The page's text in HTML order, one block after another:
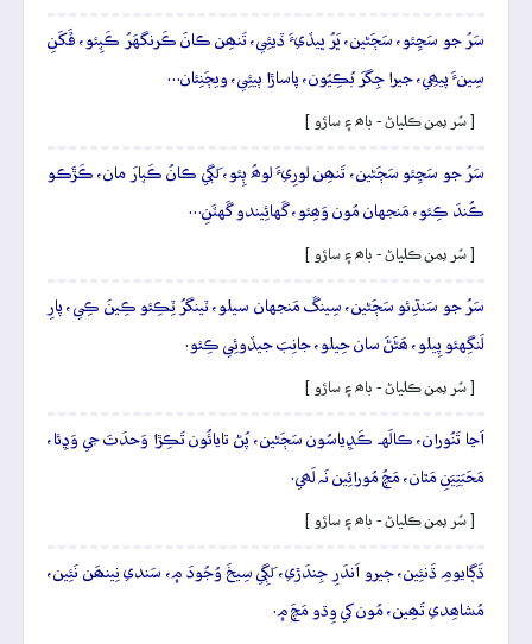
سَرُ جو سَڃِئو، سَڄَڻين، ڀَرُ ڀيڏيءَ ڏيئِي، تَنھِن ڪانَ ڪَرنگهَرُ ڪَپِئو، ڦَکَنِ
سِينءَ پيھِي، جيرا جِگرَ بُڪِيُون، پاساڙا ٻيئِي، ويڄَنِئان…
[ سُر يمن ڪلياڻ - باھ ۽ ساڙو ]
سَرُ جو سَڃِئو سَڄَڻين، تَنھِن لورِيءَ لوھُ ٻِئو، لَڳي ڪانُ ڪَپارَ مان، ڪَڙَڪو
ڪُندَ ڪِئو، مَنجهان مُون وَھِئو، گَهائِيندو گَهٽَنِ…
[ سُر يمن ڪلياڻ - باھ ۽ ساڙو ]
سَرُ جو سَنڌِئو سَڄَڻين، سِينڱ مَنجهان سيلو، ٽينگرُ ٽِڪِئو ڪِينَ ڪِي، پارِ
لَنگِهئو پِيلو، ھَڻَڻَ سان حِيلو، جانِبَ جيڏوئِي ڪِئو.
[ سُر يمن ڪلياڻ - باھ ۽ ساڙو ]
اَڃا تَنُوران، ڪالَهہ ڪَڍِياسُون سَڄَڻين، پُڻ تايائُون تَڪِڙا وَحدَتَ جي وَڍِئا،
مَحَبَتِيَنِ مَٿان، مَچُ مُورائِين نَہ لَھي.
[ سُر يمن ڪلياڻ - باھ ۽ ساڙو ]
ڌَڳايومِ ڌَنئِين، ڄيرو اَندَرِ جِندَڙي، لَڳِي سِيخَ وُجُودَ ۾، سَندي نِينھَن نَئِين،
مُشاھِدي تَھِين، مُون کي وِڌو مَچَ ۾.